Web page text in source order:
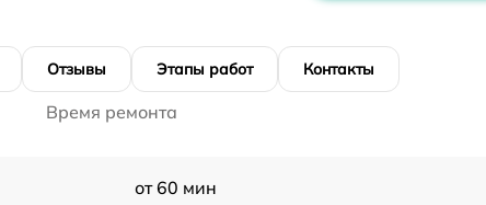
Отзывы Этапы работ Контакты
Время ремонта
от 60 мин